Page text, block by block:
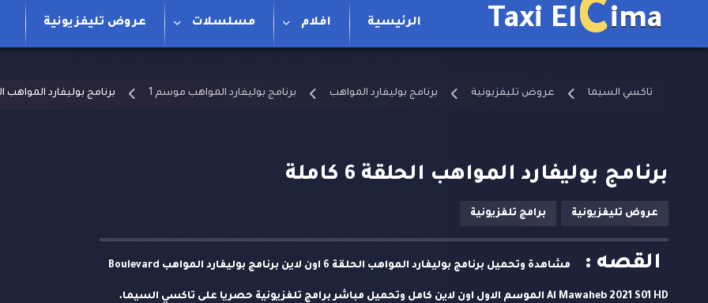
Taxi ElCima الرئيسية افلام مسلسلات عروض تليفزيونية
تاكسي السيما عروض تليفزيونية برنامج بوليفارد المواهب برنامج بوليفارد المواهب موسم 1 برنامج بوليفارد المواهب
برنامج بوليفارد المواهب الحلقة 6 كاملة
عروض تليفزيونية برامج تلفزيونية
القصه : مشاهدة وتحميل برنامج بوليفارد المواهب الحلقة 6 اون لاين برنامج بوليفارد المواهب Boulevard
Al Mawaheb 2021 S01 HD الموسم الاول اون لاين كامل وتحميل مباشر برامج تلفزيونية حصريا على تاكسي السيما.